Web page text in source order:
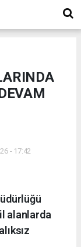
- 17:42
alanlarda